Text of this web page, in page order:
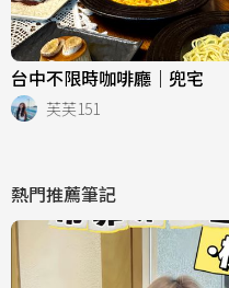
台中不限時咖啡廳｜兜宅
芙芙151
熱門推薦筆記